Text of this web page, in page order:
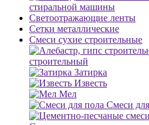
стиральной машины
Светоотражающие ленты
Сетки металлические
Смеси сухие строительные
строительный
Затирка
Известь
Мел
Смеси